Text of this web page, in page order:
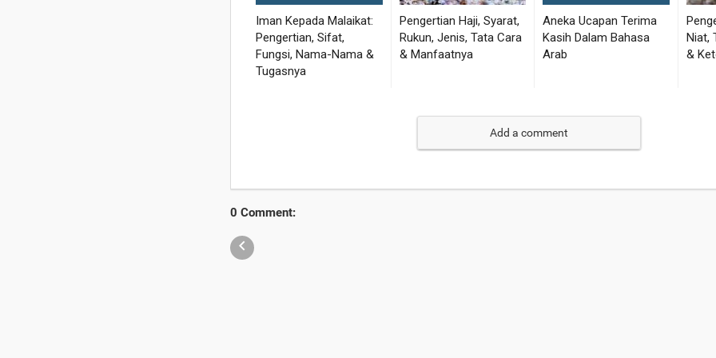
Add a comment
0 Comment:
